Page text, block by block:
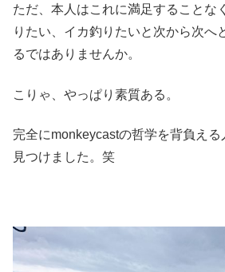
ただ、本人はこれに満足することな
りたい、イカ釣りたいと次から次へ
るではありませんか。
こりゃ、やっぱり素質ある。
完全にmonkeycastの哲学を背負える
見つけました。笑